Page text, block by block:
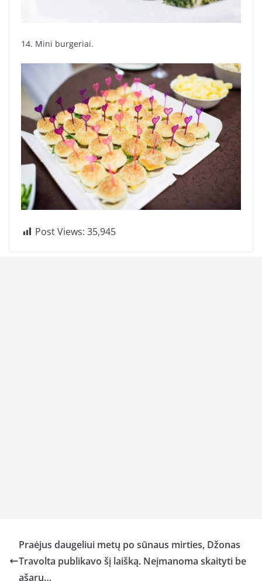
14. Mini burgeriai.
Post Views: 35,945
Praėjus daugeliui metų po sūnaus mirties, Džonas
Travolta publikavo šį laišką. Neįmanoma skaityti be
ašarų…